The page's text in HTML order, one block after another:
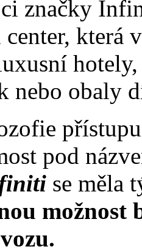
značky
center, která
nebo obaly
pod
se měla
možnost